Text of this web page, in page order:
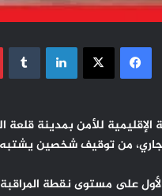
فيسبوك‫X لينكدإن‏Tumblr
للأمن بمدينة قلعة
على مستوى نقطة